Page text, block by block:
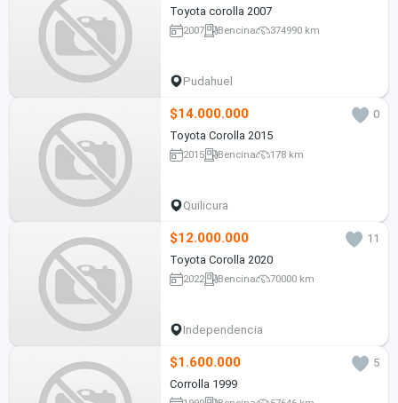
Toyota corolla 2007
2007 Bencina 374990 km
Pudahuel
$14.000.000
0
Toyota Corolla 2015
2015 Bencina 178 km
Quilicura
$12.000.000
11
Toyota Corolla 2020
2022 Bencina 70000 km
Independencia
$1.600.000
5
Corrolla 1999